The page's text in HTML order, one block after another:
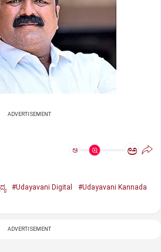
ADVERTISEMENT
ಅ ಅ
#Udayavani Digital
#Udayavani Kannada
ADVERTISEMENT